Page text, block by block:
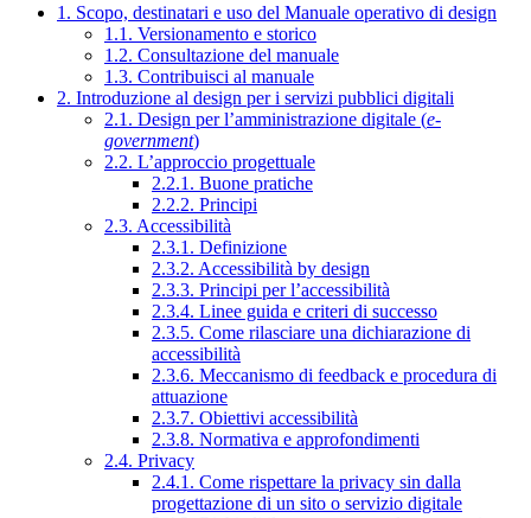
1. Scopo, destinatari e uso del Manuale operativo di design
1.1. Versionamento e storico
1.2. Consultazione del manuale
1.3. Contribuisci al manuale
2. Introduzione al design per i servizi pubblici digitali
2.1. Design per l’amministrazione digitale (e-
government)
2.2. L’approccio progettuale
2.2.1. Buone pratiche
2.2.2. Principi
2.3. Accessibilità
2.3.1. Definizione
2.3.2. Accessibilità by design
2.3.3. Principi per l’accessibilità
2.3.4. Linee guida e criteri di successo
2.3.5. Come rilasciare una dichiarazione di
accessibilità
2.3.6. Meccanismo di feedback e procedura di
attuazione
2.3.7. Obiettivi accessibilità
2.3.8. Normativa e approfondimenti
2.4. Privacy
2.4.1. Come rispettare la privacy sin dalla
progettazione di un sito o servizio digitale